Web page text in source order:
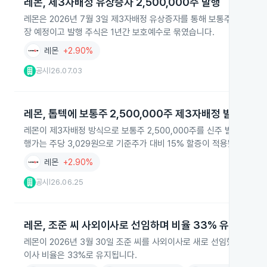
레몬은 2026년 7월 3일 제3자배정 유상증자를 통해 보통주
장 예정이고 발행 주식은 1년간 보호예수로 묶였습니다.
레몬 +2.90%
공시 26.07.03
레몬, 톱텍에 보통주 2,500,000주 제3자배정 발행
레몬이 제3자배정 방식으로 보통주 2,500,000주를 신주 발행해 최
행가는 주당 3,029원으로 기준주가 대비 15% 할증이 적용됐고, 신
레몬 +2.90%
공시 26.06.25
레몬, 조준 씨 사외이사로 선임하며 비율 33% 유지
레몬이 2026년 3월 30일 조준 씨를 사외이사로 새로 선임했습니다.
이사 비율은 33%로 유지됩니다.